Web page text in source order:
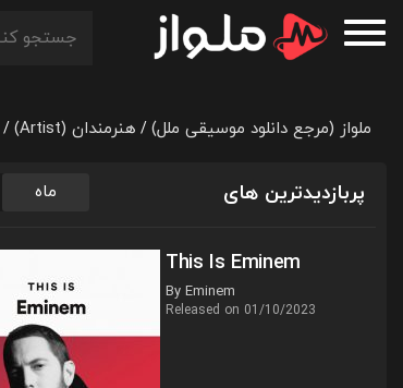
ملواز (مرجع دانلود موسیقی ملل) / هنرمندان (Artist) /
پربازدیدترین های ماه
This Is Eminem
By Eminem
Released on 01/10/2023